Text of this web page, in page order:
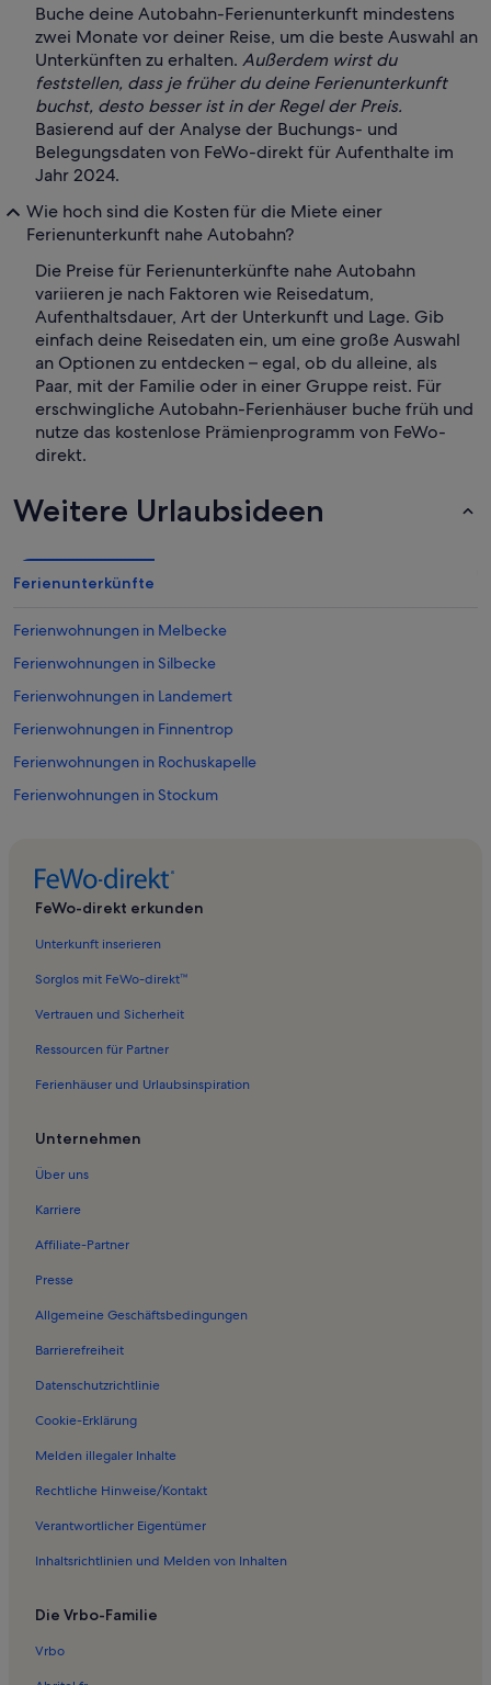
Buche deine Autobahn-Ferienunterkunft mindestens
zwei Monate vor deiner Reise, um die beste Auswahl an
Unterkünften zu erhalten. Außerdem wirst du
feststellen, dass je früher du deine Ferienunterkunft
buchst, desto besser ist in der Regel der Preis.
Basierend auf der Analyse der Buchungs- und
Belegungsdaten von FeWo-direkt für Aufenthalte im
Jahr 2024.
Wie hoch sind die Kosten für die Miete einer
Ferienunterkunft nahe Autobahn?
Die Preise für Ferienunterkünfte nahe Autobahn
variieren je nach Faktoren wie Reisedatum,
Aufenthaltsdauer, Art der Unterkunft und Lage. Gib
einfach deine Reisedaten ein, um eine große Auswahl
an Optionen zu entdecken – egal, ob du alleine, als
Paar, mit der Familie oder in einer Gruppe reist. Für
erschwingliche Autobahn-Ferienhäuser buche früh und
nutze das kostenlose Prämienprogramm von FeWo-
direkt.
Weitere Urlaubsideen
Ferienunterkünfte
Ferienwohnungen in Melbecke
Ferienwohnungen in Silbecke
Ferienwohnungen in Landemert
Ferienwohnungen in Finnentrop
Ferienwohnungen in Rochuskapelle
Ferienwohnungen in Stockum
Ferienwohnungen in Erlebnisbad AquaMagis Plettenberg
Ferienwohnungen in Sundern-Allendorf
Ferienwohnungen in Wildewiese
Ferienwohnungen in Plettenberg
Ferienunterkünfte nahe Heggen Station
Ferienwohnungen in Obersalwey
Ferienwohnungen in Altenaffeln
Ferienwohnungen in Elspe
Ferienwohnungen in Fretter
Ferienwohnungen in Sternwarte Schömberg
Ferienwohnungen in Golfsport Sorpesee
Ferienwohnungen in Minigolf Elspe
Ferienwohnungen in Sauerland
Ferienwohnungen in Böddinghausen
Longstay in Oberhundem
Ferienwohnungen und Apartments in Lennestadt
Häuser in Biggetalsperre
FeWo-direkt erkunden
Unterkunft inserieren
Sorglos mit FeWo-direkt™
Vertrauen und Sicherheit
Ressourcen für Partner
Ferienhäuser und Urlaubsinspiration
Unternehmen
Über uns
Karriere
Affiliate-Partner
Presse
Allgemeine Geschäftsbedingungen
Barrierefreiheit
Datenschutzrichtlinie
Cookie-Erklärung
Melden illegaler Inhalte
Rechtliche Hinweise/Kontakt
Verantwortlicher Eigentümer
Inhaltsrichtlinien und Melden von Inhalten
Die Vrbo-Familie
Vrbo